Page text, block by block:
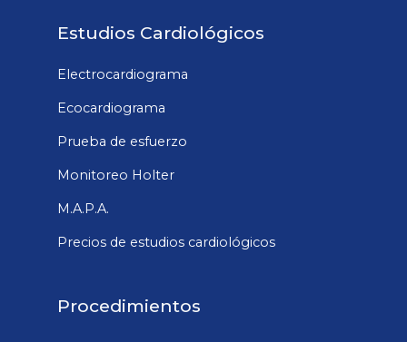
Estudios Cardiológicos
Electrocardiograma
Ecocardiograma
Prueba de esfuerzo
Monitoreo Holter
M.A.P.A.
Precios de estudios cardiológicos
Procedimientos